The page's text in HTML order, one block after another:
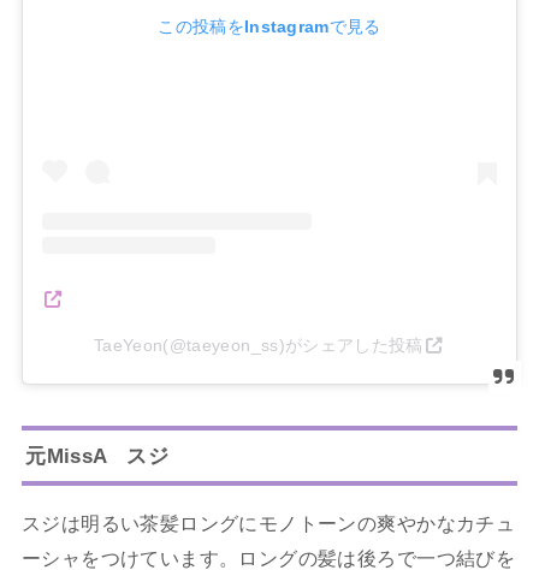
この投稿をInstagramで見る
TaeYeon(@taeyeon_ss)がシェアした投稿
元MissA スジ
スジは明るい茶髪ロングにモノトーンの爽やかなカチュ
ーシャをつけています。ロングの髪は後ろで一つ結びを